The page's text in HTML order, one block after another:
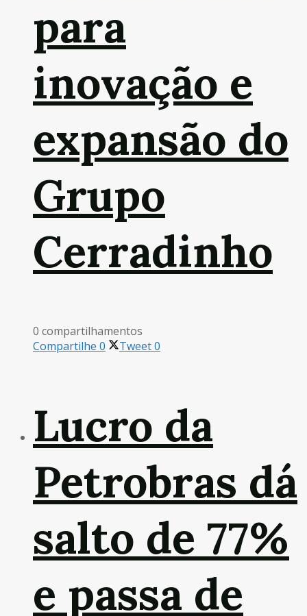
para
inovação e
expansão do
Grupo
Cerradinho
0 compartilhamentos
Compartilhe 0 Tweet0
Lucro da
Petrobras dá
salto de 77%
e passa de